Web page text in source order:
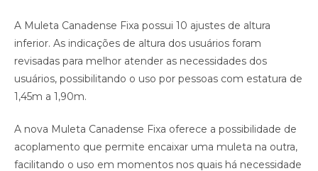
A Muleta Canadense Fixa possui 10 ajustes de altura
inferior. As indicações de altura dos usuários foram
revisadas para melhor atender as necessidades dos
usuários, possibilitando o uso por pessoas com estatura de
1,45m a 1,90m.
A nova Muleta Canadense Fixa oferece a possibilidade de
acoplamento que permite encaixar uma muleta na outra,
facilitando o uso em momentos nos quais há necessidade